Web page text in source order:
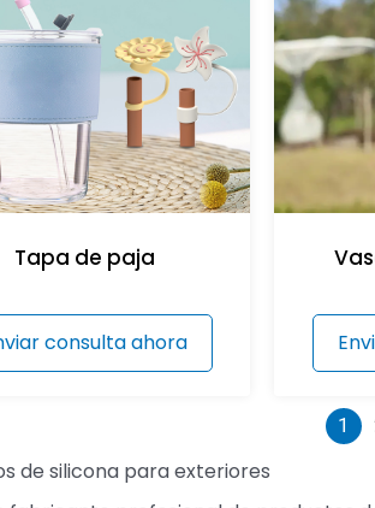
Tapa de paja
consulta ahora
1
de silicona para exteriores